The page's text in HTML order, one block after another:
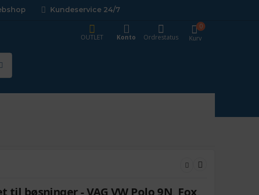
Kundeservice 24/7
Kurv
0
OUTLET
Konto Ordrestatus
bøsninger - VAG VW Polo 9N, Fox,